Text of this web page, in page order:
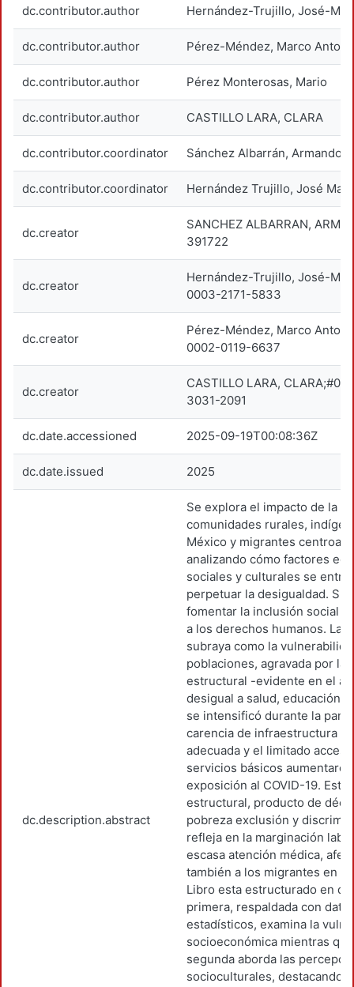
dc.contributor.author Hernández-Trujillo, José-
dc.contributor.author Pérez-Méndez, Marco
dc.contributor.author Pérez Monterosas, Mario
dc.contributor.author CASTILLO LARA, CLARA
dc.contributor.coordinator Sánchez Albarrán, Armando
dc.contributor.coordinator Hernández Trujillo, José
dc.creator
SANCHEZ ALBARRAN,
391722
dc.creator
Hernández-Trujillo, José-
0003-2171-5833
dc.creator
Pérez-Méndez, Marco
0002-0119-6637
dc.creator
CASTILLO LARA,
3031-2091
dc.date.accessioned 2025-09-19T00:08:36Z
dc.date.issued 2025
dc.description.abstract
Se explora el impacto de la
comunidades rurales,
México y migrantes
analizando cómo factores
sociales y culturales se
perpetuar la desigualdad. Su
fomentar la inclusión social y
a los derechos humanos. La
subraya como la
poblaciones, agravada por la
estructural -evidente en el
desigual a salud, educación
se intensificó durante la
carencia de infraestructura
adecuada y el limitado
servicios básicos
exposición al COVID-19. Esta
estructural, producto de
pobreza exclusión y
refleja en la marginación
escasa atención médica,
también a los migrantes en
Libro esta estructurado en
primera, respaldada con
estadísticos, examina la
socioeconómica mientras
segunda aborda las
socioculturales, destacando